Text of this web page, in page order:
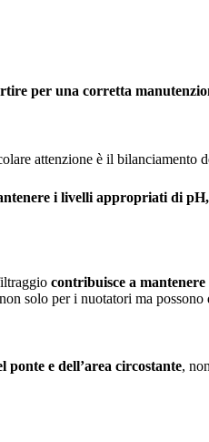
per una corretta
attenzione è il bilanciamento
i livelli appropriati di
contribuisce a
solo per i nuotatori ma
ponte e dell’area circostante,